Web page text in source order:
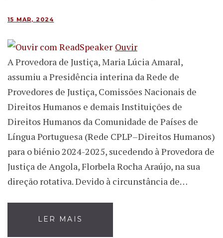
15 MAR, 2024
Ouvir
A Provedora de Justiça, Maria Lúcia Amaral,
assumiu a Presidência interina da Rede de
Provedores de Justiça, Comissões Nacionais de
Direitos Humanos e demais Instituições de
Direitos Humanos da Comunidade de Países de
Língua Portuguesa (Rede CPLP–Direitos Humanos)
para o biénio 2024-2025, sucedendo à Provedora de
Justiça de Angola, Florbela Rocha Araújo, na sua
direção rotativa. Devido à circunstância de…
LER MAIS